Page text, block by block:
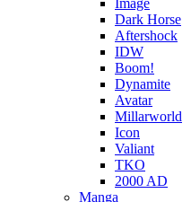
Image
Dark Horse
Aftershock
IDW
Boom!
Dynamite
Avatar
Millarworld
Icon
Valiant
TKO
2000 AD
Manga